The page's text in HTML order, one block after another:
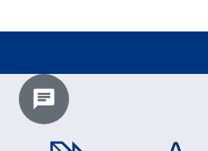
Chatbot laden?